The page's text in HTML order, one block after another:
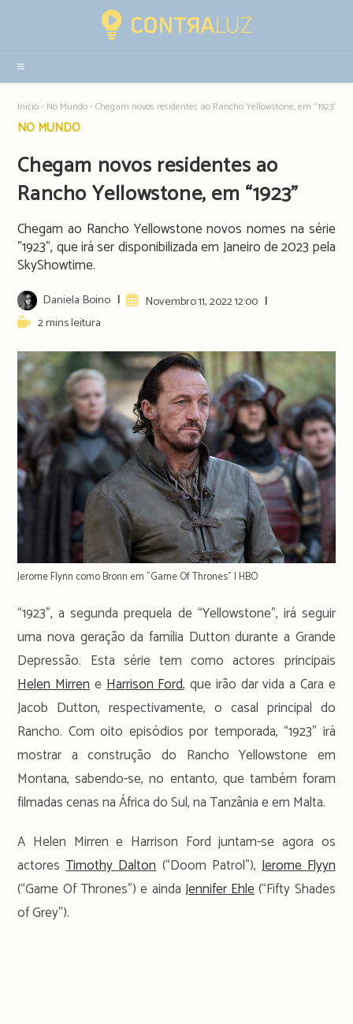
sidebar
Início- No Mundo-Chegam novos residentes ao Rancho Yellowstone, em “1923”
Post
NO MUNDO
Chegam novos residentes ao
Rancho Yellowstone, em “1923”
Chegam ao Rancho Yellowstone novos nomes na série
"1923", que irá ser disponibilizada em Janeiro de 2023 pela
SkyShowtime.
Post
author:
Daniela Boino
ArtigoNovembro 11, 2022 12:00
Reading2 mins leitura
Jerome Flynn como Bronn em "Game Of Thrones" | HBO
“1923”, a segunda prequela de “Yellowstone”, irá seguir
uma nova geração da família Dutton durante a Grande
Depressão. Esta série tem como actores principais
Helen MirreneHarrison Ford, que irão dar vida a Cara e
Jacob Dutton, respectivamente, o casal principal do
Rancho. Com oito episódios por temporada, “1923” irá
mostrar a construção do Rancho Yellowstone em
Montana, sabendo-se, no entanto, que também foram
filmadas cenas na África do Sul, na Tanzânia e em Malta.
A Helen Mirren e Harrison Ford juntam-se agora os
actoresTimothy Dalton(“Doom Patrol”), Jerome Flyyn
(“Game Of Thrones”) e ainda Jennifer Ehle(“Fifty Shades
of Grey”).